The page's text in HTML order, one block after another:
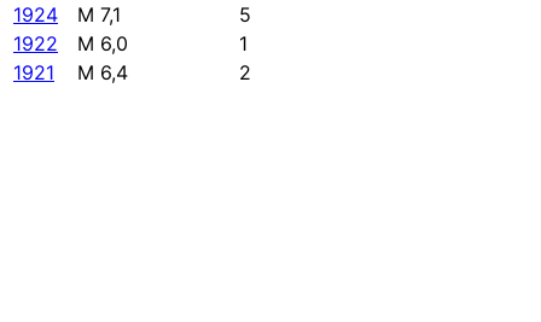
1924
M 7,1
5
1922
M 6,0
1
1921
M 6,4 2